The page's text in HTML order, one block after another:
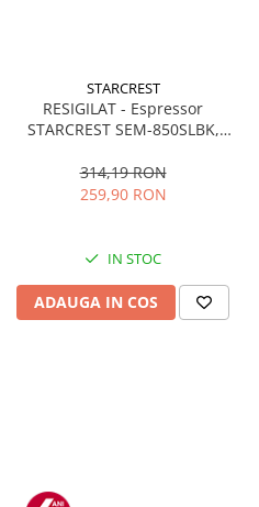
STARCREST
RESIGILAT - Espressor
STARCREST SEM-850SLBK,
detasabil 1.5L, dispozitiv
spumare, filtru dublu din
314,19 RON
259,90 RON
IN STOC
ADAUGA IN COS